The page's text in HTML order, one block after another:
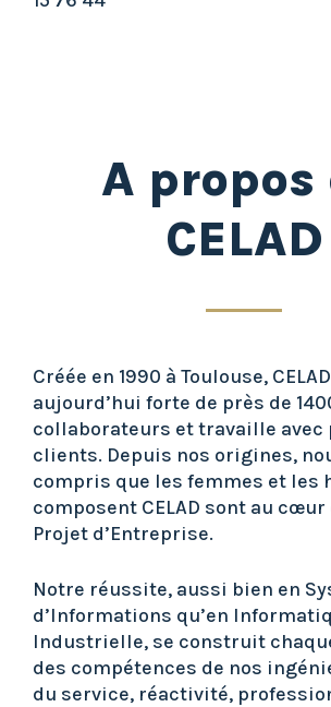
A propos
CELAD
Créée en 1990 à Toulouse,
aujourd’hui forte de près de
collaborateurs et travaille avec
clients. Depuis nos origines,
compris que les femmes et les
composent CELAD sont au
Projet d’Entreprise.
Notre réussite, aussi bien en
d’Informations qu’en
Industrielle, se construit
des compétences de nos
du service, réactivité,